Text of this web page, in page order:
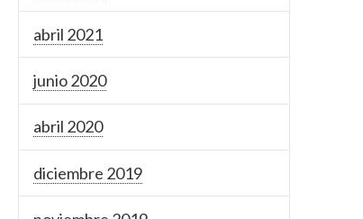
abril 2021
junio 2020
abril 2020
diciembre 2019